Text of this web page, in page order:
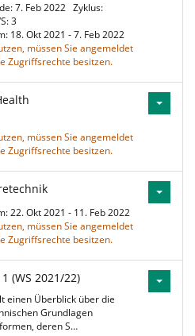
7. Feb 2022 Zyklus:
3
18. Okt 2021 - 7. Feb 2022
müssen Sie angemeldet
Zugriffsrechte besitzen.
müssen Sie angemeldet
Zugriffsrechte besitzen.
22. Okt 2021 - 11. Feb 2022
müssen Sie angemeldet
Zugriffsrechte besitzen.
(WS 2021/22)
einen Überblick über die
Grundlagen
deren S…